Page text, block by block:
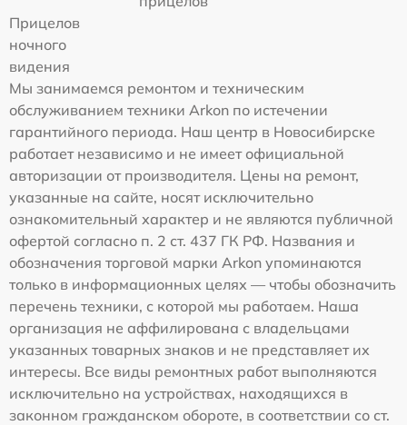
Прицелов
ночного
видения
Мы занимаемся ремонтом и техническим
обслуживанием техники Arkon по истечении
гарантийного периода. Наш центр в Новосибирске
работает независимо и не имеет официальной
авторизации от производителя. Цены на ремонт,
указанные на сайте, носят исключительно
ознакомительный характер и не являются публичной
офертой согласно п. 2 ст. 437 ГК РФ. Названия и
обозначения торговой марки Arkon упоминаются
только в информационных целях — чтобы обозначить
перечень техники, с которой мы работаем. Наша
организация не аффилирована с владельцами
указанных товарных знаков и не представляет их
интересы. Все виды ремонтных работ выполняются
исключительно на устройствах, находящихся в
законном гражданском обороте, в соответствии со ст.